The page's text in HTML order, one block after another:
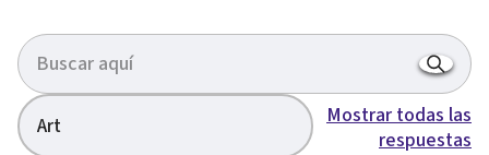
Art
Mostrar todas las
respuestas